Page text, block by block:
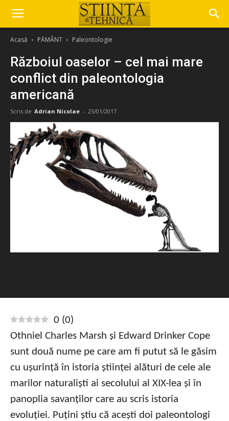
Acasă PĂMÂNT Paleontologie
Războiul oaselor – cel mai mare
conflict din paleontologia
americană
Scris de Adrian Nicolae - 25/01/2017
0 (0)
Othniel Charles Marsh și Edward Drinker Cope
sunt două nume pe care am fi putut să le găsim
cu ușurință în istoria științei alături de cele ale
marilor naturaliști ai secolului al XIX-lea și în
panoplia savanților care au scris istoria
evoluției. Puțini știu că acești doi paleontologi